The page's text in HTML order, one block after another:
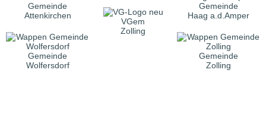
Gemeinde
Attenkirchen
VGem
Zolling
Gemeinde
Haag a.d.Amper
Gemeinde
Wolfersdorf
Gemeinde
Zolling